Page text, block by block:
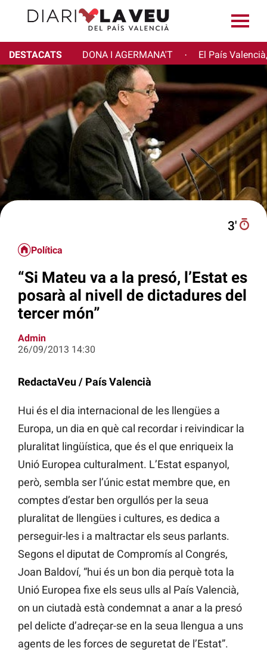
DESTACATS DONA I AGERMANA'T · El País
3′
Política
“Si Mateu va a la presó, l’Estat es
posarà al nivell de dictadures del
tercer món”
Admin
26/09/2013 14:30
RedactaVeu / País Valencià
Hui és el dia internacional de les llengües a
Europa, un dia en què cal recordar i reivindicar la
pluralitat lingüística, que és el que enriqueix la
Unió Europea culturalment. L’Estat espanyol,
però, sembla ser l’únic estat membre que, en
comptes d’estar ben orgullós per la seua
pluralitat de llengües i cultures, es dedica a
perseguir-les i a maltractar els seus parlants.
Segons el diputat de Compromís al Congrés,
Joan Baldoví, “hui és un bon dia perquè tota la
Unió Europea fixe els seus ulls al País Valencià,
on un ciutadà està condemnat a anar a la presó
pel delicte d’adreçar-se en la seua llengua a uns
agents de les forces de seguretat de l’Estat”.